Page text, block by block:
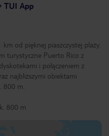
TUI App
km od pięknej piaszczystej plaży.
turystyczne Puerto Rico z
i połączeniem z
najbliższymi obiektami
800 m.
800 m